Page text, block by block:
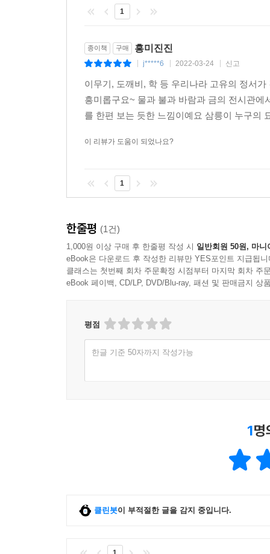
미지의 세계에 대한 호기심이 ‘파주’라는 지역적
아니라 성인들도 재미있게 읽을 수 있는 작품이다.
- 파주중앙도서관
1
종이책 구매 흥미진진
j*****6 2022-03-24 신고
이무기, 도깨비, 학 등 우리나라 고유의 정서
흥미롭구요~ 물과 불과 바람과 금의 전시관
를 한편 보는 듯한 느낌이예요 삼릉이 누구의
이 리뷰가 도움이 되었나요?
1
한줄평 (1건)
1,000원 이상 구매 후 한줄평 작성 시 일반회원 50원, 마니
eBook은 다운로드 후 작성한 리뷰만 YES포인트 지급됩니
클래스는 첫번째 회차 주문확정 시점부터 마지막 회차 주
eBook 페이백, CD/LP, DVD/Blu-ray, 패션 및 판매금지 상
평점
한글 기준 50자까지 작성가능
1명
클린봇이 부적절한 글을 감지 중입니다.